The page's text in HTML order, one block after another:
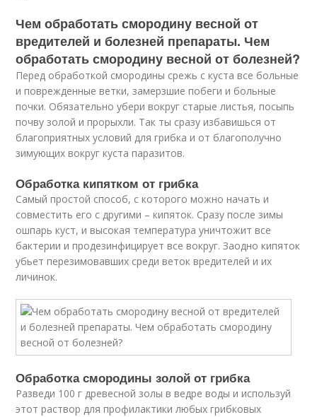
Чем обработать смородину весной от
вредителей и болезней препараты. Чем
обработать смородину весной от болезней?
Перед обработкой смородины срежь с куста все больные
и поврежденные ветки, замерзшие побеги и больные
почки. Обязательно убери вокруг старые листья, посыпь
почву золой и прорыхли. Так ты сразу избавишься от
благоприятных условий для грибка и от благополучно
зимующих вокруг куста паразитов.
Обработка кипятком от грибка
Самый простой способ, с которого можно начать и
совместить его с другими – кипяток. Сразу после зимы
ошпарь куст, и высокая температура уничтожит все
бактерии и продезинфицирует все вокруг. Заодно кипяток
убьет перезимовавших среди веток вредителей и их
личинок.
Обработка смородины золой от грибка
Разведи 100 г древесной золы в ведре воды и используй
этот раствор для профилактики любых грибковых